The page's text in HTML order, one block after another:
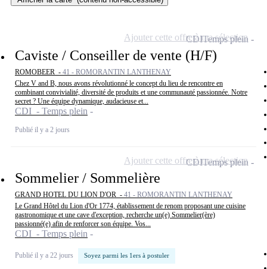
Caviste / Conseiller de vente (H/F)
ROMOBEER - 41 - ROMORANTIN LANTHENAY
Chez V and B, nous avons révolutionné le concept du lieu de rencontre en
combinant convivialité, diversité de produits et une communauté passionnée. Notre
secret ? Une équipe dynamique, audacieuse et...
CDI - Temps plein
Publié il y a 2 jours
CDITemps plein
Ajouter cette offre à ma sélection
Sommelier / Sommelière
GRAND HOTEL DU LION D'OR - 41 - ROMORANTIN LANTHENAY
Le Grand Hôtel du Lion d'Or 1774, établissement de renom proposant une cuisine
gastronomique et une cave d'exception, recherche un(e) Sommelier(ère)
passionné(e) afin de renforcer son équipe. Vos...
CDI - Temps plein
Publié il y a 22 jours Soyez parmi les 1ers à postuler
CDITemps plein
Ajouter cette offre à ma sélection